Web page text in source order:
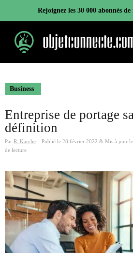
contenu
Rejoignez les 30 000 abonnés
Business
Entreprise de portage
définition
Par R. Karelie Publié le 28 février 2022 & Mis à jour le
de lecture